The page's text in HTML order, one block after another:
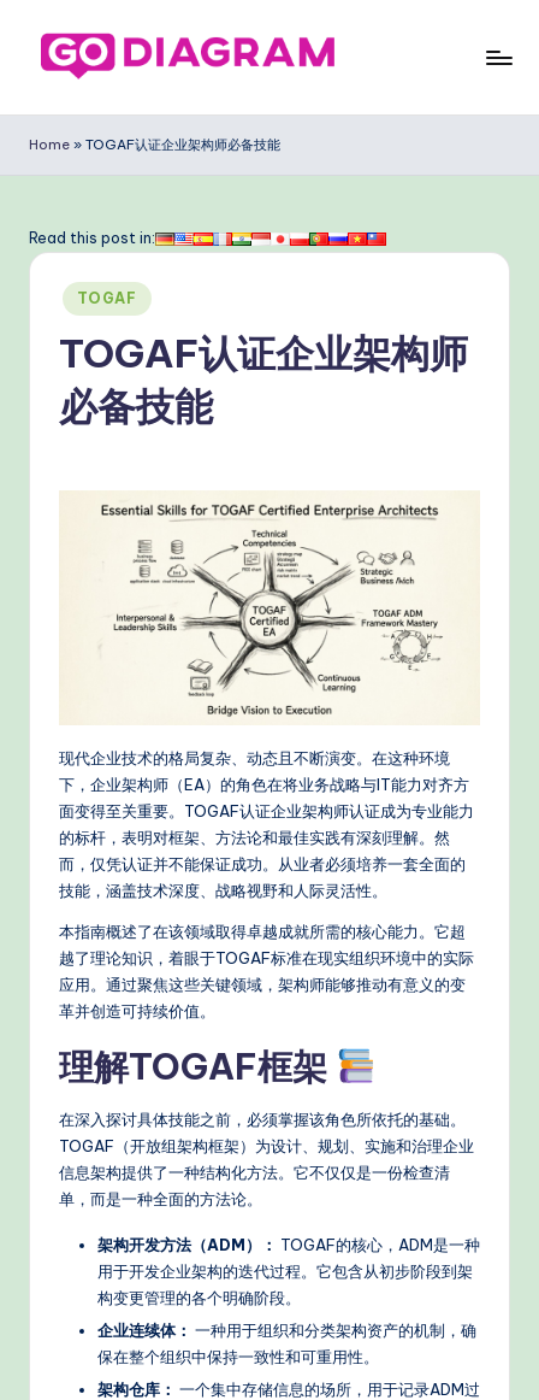
o
ia
g
ra
m
m
ifi
P
o
A
W
Home » TOGAF认证企业架构师必备技能
Read this post in:
Posted
in
TOGAF
TOGAF认证企业架构师
必备技能
现代企业技术的格局复杂、动态且不断演变。在这种环境
下，企业架构师（EA）的角色在将业务战略与IT能力对齐方
面变得至关重要。TOGAF认证企业架构师认证成为专业能力
的标杆，表明对框架、方法论和最佳实践有深刻理解。然
而，仅凭认证并不能保证成功。从业者必须培养一套全面的
技能，涵盖技术深度、战略视野和人际灵活性。
本指南概述了在该领域取得卓越成就所需的核心能力。它超
越了理论知识，着眼于TOGAF标准在现实组织环境中的实际
应用。通过聚焦这些关键领域，架构师能够推动有意义的变
革并创造可持续价值。
理解TOGAF框架
在深入探讨具体技能之前，必须掌握该角色所依托的基础。
TOGAF（开放组架构框架）为设计、规划、实施和治理企业
信息架构提供了一种结构化方法。它不仅仅是一份检查清
单，而是一种全面的方法论。
架构开发方法（ADM）： TOGAF的核心，ADM是一种
用于开发企业架构的迭代过程。它包含从初步阶段到架
构变更管理的各个明确阶段。
企业连续体： 一种用于组织和分类架构资产的机制，确
保在整个组织中保持一致性和可重用性。
架构仓库： 一个集中存储信息的场所，用于记录ADM过